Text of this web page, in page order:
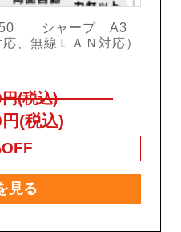
シャープ A3
、無線ＬＡＮ対応）
(税込)
(税込)
見る